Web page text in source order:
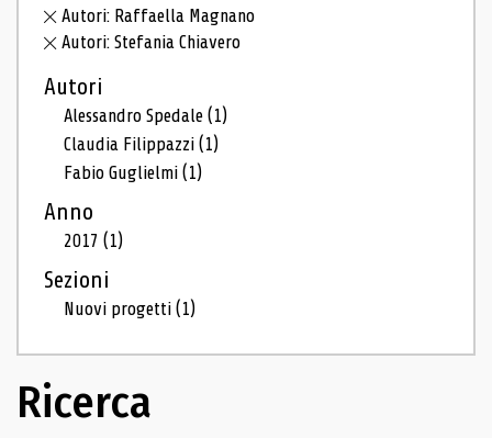
Autori: Raffaella Magnano
Autori: Stefania Chiavero
Autori
Alessandro Spedale(1)
Claudia Filippazzi(1)
Fabio Guglielmi(1)
Anno
2017(1)
Sezioni
Nuovi progetti(1)
Ricerca